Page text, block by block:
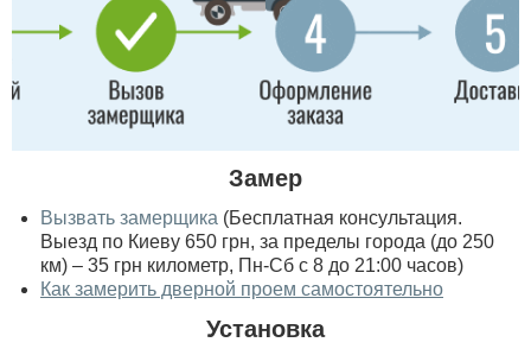
Замер
Вызвать замерщика (Бесплатная консультация.
Выезд по Киеву 650 грн, за пределы города (до 250
км) – 35 грн километр, Пн-Сб с 8 до 21:00 часов)
Как замерить дверной проем самостоятельно
Установка